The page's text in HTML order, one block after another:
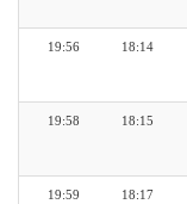
18:14
19:56
18:15
19:58
18:17
19:59